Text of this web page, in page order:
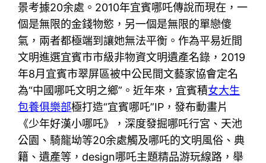
景考據20余處。2010年宜賓哪吒傳說而現在，一
個是無限的金錢物慾，另一個是無限的單戀傻
氣，兩者都極端到讓她無法平衡。作為平易近間
文明進選宜賓市市級非物資文明遺產名錄，2019
年8月宜賓市翠屏區被中公民間文藝家協會定名
為“中國哪吒文明之鄉”。近年來，宜賓積女大生
包養俱樂部極打造“宜賓哪吒”IP，發布動畫片
《少年好漢小哪吒》，深度發掘哪吒行宮、天池
公園、騎龍坳等20余處觸及哪吒的文明風俗、典
籍、遺產等，design哪吒主題精品游玩線路，舉